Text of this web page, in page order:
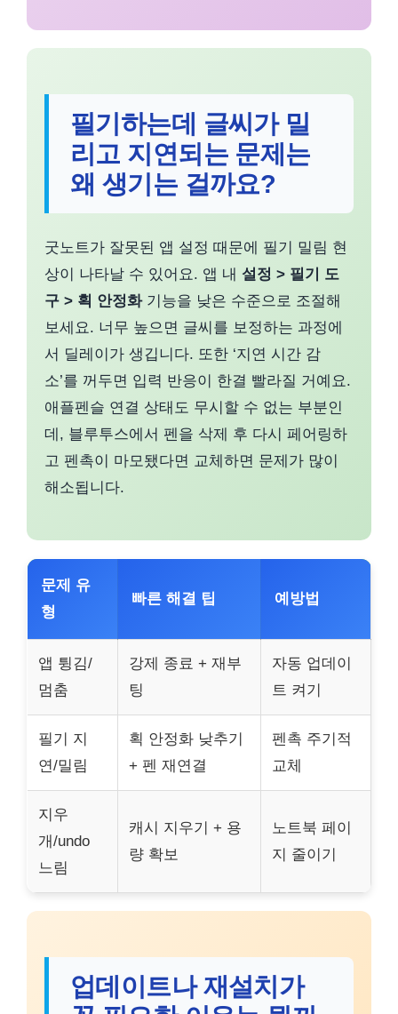
필기하는데 글씨가 밀
리고 지연되는 문제는
왜 생기는 걸까요?
굿노트가 잘못된 앱 설정 때문에 필기 밀림 현
상이 나타날 수 있어요. 앱 내 설정 > 필기 도
구 > 획 안정화기능을 낮은 수준으로 조절해
보세요. 너무 높으면 글씨를 보정하는 과정에
서 딜레이가 생깁니다. 또한 ‘지연 시간 감
소’를 꺼두면 입력 반응이 한결 빨라질 거예요.
애플펜슬 연결 상태도 무시할 수 없는 부분인
데, 블루투스에서 펜을 삭제 후 다시 페어링하
고 펜촉이 마모됐다면 교체하면 문제가 많이
해소됩니다.
문제 유
형
빠른 해결 팁 예방법
앱 튕김/
멈춤
강제 종료 + 재부
팅
자동 업데이
트 켜기
필기 지
연/밀림
획 안정화 낮추기
+ 펜 재연결
펜촉 주기적
교체
지우
개/undo
느림
캐시 지우기 + 용
량 확보
노트북 페이
지 줄이기
업데이트나 재설치가